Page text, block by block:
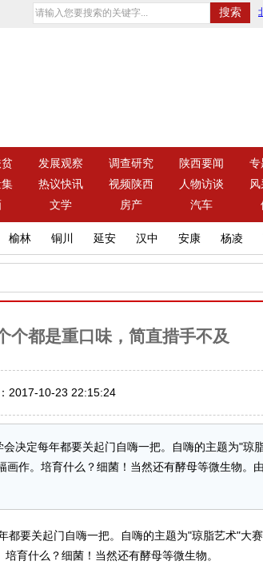
发展观察 调查研究 陕西要闻 专
热议快讯 视频陕西 人物访谈
文学 房产 汽车
榆林 铜川 延安 汉中 安康 杨凌
个都是重口味，简直措手不及
10-23 22:15:24
决定每年都要关起门自嗨一把。自嗨的主题为"琼
作。培育什么？细菌！当然还有酵母等微生物。
要关起门自嗨一把。自嗨的主题为"琼脂艺术"大赛
育什么？细菌！当然还有酵母等微生物。